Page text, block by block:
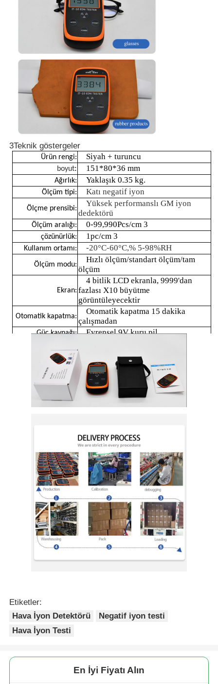
Nükleer radyasyon dedektörü
kişisel dozimetre
Röntgen sensörü
Nükleer radyasyon izleme sistemi
Radon dedektörü
Atmosferik negatif iyon monitörü
PM2.5 dedektörü
Toz Parçacıkları Sayıcısı
Partikül madde sensörü
Hava kalitesi izleme cihazı
Dış hava kalitesi izleme sistemi
Negatif iyon dedektörü
Ozon Dedektörü
Fiber Optik Termometre
Kızılötesi yayma yeteneği dedektörü
3Teknik göstergeler
Ürün rengi: Siyah + turuncu
boyut: 151*80*36 mm
Ağırlık: Yaklaşık 0.35 kg.
Ölçüm tipi: Katı negatif iyon
Ölçme prensibi:
Yüksek performanslı GM iyon
dedektörü
Ölçüm aralığı: 0-99,990Pcs/cm 3
çözünürlük: 1pc/cm 3
Kullanım ortamı: -20°C-60°C,% 5-98%RH
Ölçüm modu:
Hızlı ölçüm/standart ölçüm/tam
ölçüm
Ekran:
4 bitlik LCD ekranla, 9999'dan
fazlası X10 büyütme
görüntüleyecektir
Otomatik kapatma:
Otomatik kapatma 15 dakika
çalışmadan
Güç kaynağı: Evrensel 9V kuru pil
Etiketler:
Hava İyon Detektörü
Negatif iyon testi
Hava İyon Testi
En İyi Fiyatı Alın